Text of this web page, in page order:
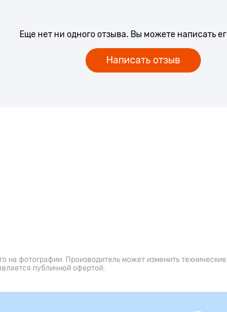
Еще нет ни одного отзыва. Вы можете написать
Написать отзыв
на фотографии. Производитель может изменить
публичной офертой.